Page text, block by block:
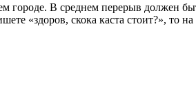
городе. В среднем перерыв должен
«здоров, скока каста стоит?», то